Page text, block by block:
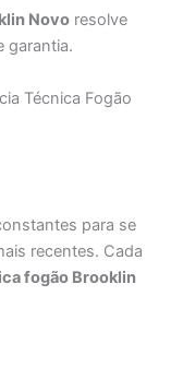
Novo resolve
garantia.
Técnica Fogão
para se
recentes. Cada
fogão Brooklin